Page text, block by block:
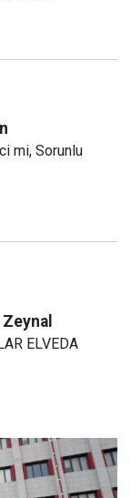
mi, Sorunlu
Zeynal
ELVEDA